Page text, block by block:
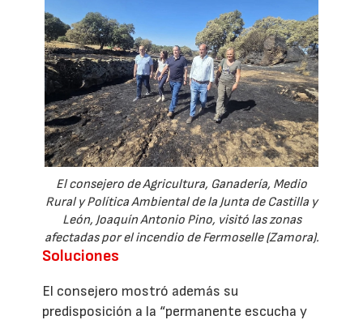
El consejero de Agricultura, Ganadería, Medio
Rural y Política Ambiental de la Junta de Castilla y
León, Joaquín Antonio Pino, visitó las zonas
afectadas por el incendio de Fermoselle (Zamora).
Soluciones
El consejero mostró además su
predisposición a la “permanente escucha y